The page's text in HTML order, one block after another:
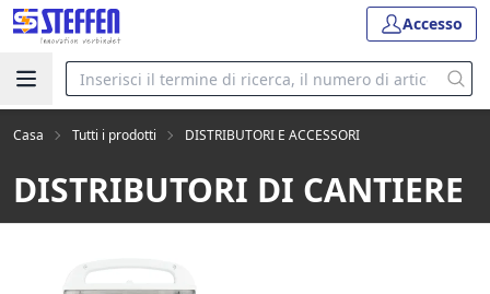
Accesso
Casa Tutti i prodotti DISTRIBUTORI E ACCESSORI
DISTRIBUTORI DI CANTIERE